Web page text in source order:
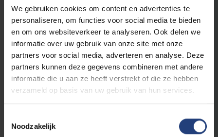
We gebruiken cookies om content en advertenties te
personaliseren, om functies voor social media te bieden
en om ons websiteverkeer te analyseren. Ook delen we
informatie over uw gebruik van onze site met onze
partners voor social media, adverteren en analyse. Deze
partners kunnen deze gegevens combineren met andere
informatie die u aan ze heeft verstrekt of die ze hebben
verzameld op basis van uw gebruik van hun services.
Noodzakelijk
E-gezondheid
Medische hulpmiddelen en vaccinatievaardigheden 3
Farmaceutische zorg en klinische farmacie
Wetgeving, Sociale Zekerheid, Deontologie & Ethiek 3
Farmaco-economie FZ GO(zonder apotheekstage)
Keuzeblok 1MA 6ECTS